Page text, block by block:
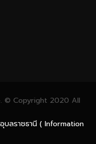
© Copyright 2020 All
บลราชธานี ( Information